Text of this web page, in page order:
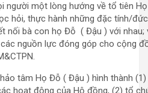
một lòng hướng về tổ tiên
hỏi, thực hành những đặc tính/
nối bà con họ Đỗ ( Đậu ) với nhau;
nguồn lực đóng góp cho cộng
tâm Họ Đỗ ( Đậu ) hình thành (1)
hoạt động của Hộ đồng, (2) tổ